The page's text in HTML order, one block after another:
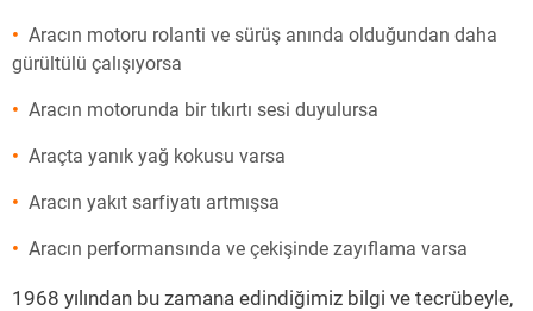
Aracın motoru rolanti ve sürüş anında olduğundan daha
gürültülü çalışıyorsa
Aracın motorunda bir tıkırtı sesi duyulursa
Araçta yanık yağ kokusu varsa
Aracın yakıt sarfiyatı artmışsa
Aracın performansında ve çekişinde zayıflama varsa
1968 yılından bu zamana edindiğimiz bilgi ve tecrübeyle,